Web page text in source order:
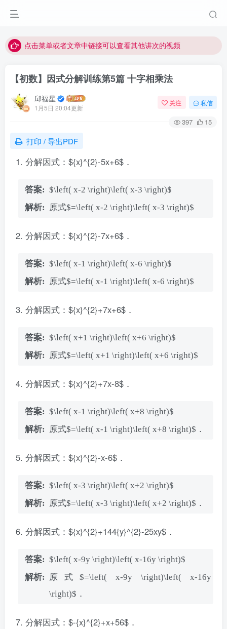
点击菜单或者文章中链接可以查看其他讲次的视频
视频无法观看的微信发消息给邱老师重置即可
【初数】因式分解训练第5篇 十字相乘法
邱福星
1月5日 20:04更新
关注 私信
397 15
打印 / 导出PDF
分解因式：${x}^{2}-5x+6$．
$\left( x-2 \right)\left( x-3 \right)$
原式$=\left( x-2 \right)\left( x-3 \right)$
分解因式：${x}^{2}-7x+6$．
$\left( x-1 \right)\left( x-6 \right)$
原式$=\left( x-1 \right)\left( x-6 \right)$
分解因式：${x}^{2}+7x+6$．
$\left( x+1 \right)\left( x+6 \right)$
原式$=\left( x+1 \right)\left( x+6 \right)$
分解因式：${x}^{2}+7x-8$．
$\left( x-1 \right)\left( x+8 \right)$
原式$=\left( x-1 \right)\left( x+8 \right)$．
分解因式：${x}^{2}-x-6$．
$\left( x-3 \right)\left( x+2 \right)$
原式$=\left( x-3 \right)\left( x+2 \right)$．
分解因式：${x}^{2}+144{y}^{2}-25xy$．
$\left( x-9y \right)\left( x-16y \right)$
原式$=\left( x-9y \right)\left( x-16y
\right)$．
分解因式：$-{x}^{2}+x+56$．